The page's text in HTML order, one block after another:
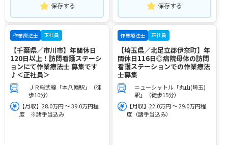
保存する 保存する
作業療法士 正社員
【千葉県／市川市】年間休日
120日以上！訪問看護ステーシ
ョンにて作業療法士 募集です
♪＜正社員＞
ＪＲ総武線「本八幡駅」（徒
歩10分）
【月収】28.0万円 ～ 39.0万円程
度 ※諸手当込み
作業療法士 正社員
【埼玉県／北足立郡伊奈町】年
間休日116日◎病院母体の訪問
看護ステーションでの作業療法
士募集
ニューシャトル「丸山(埼玉)
駅」（徒歩15分）
【月収】22.0万円 ～ 29.0万円程
度（諸手当込み）